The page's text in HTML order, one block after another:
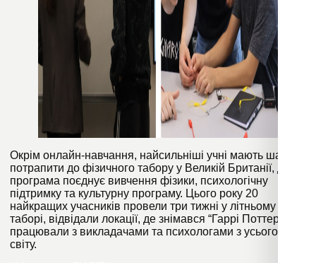
Окрім онлайн-навчання, найсильніші учні мають шанс
потрапити до фізичного табору у Великій Британії, де
програма поєднує вивчення фізики, психологічну
підтримку та культурну програму. Цього року 20
найкращих учасників провели три тижні у літньому
таборі, відвідали локації, де знімався “Гаррі Поттер”,
працювали з викладачами та психологами з усього
світу.